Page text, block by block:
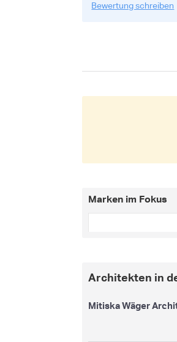
Bewertung schreiben
Marken im Fokus
Architekten in
Mitiska Wäger